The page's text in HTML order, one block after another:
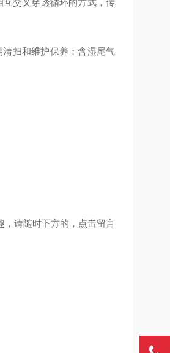
互交叉穿透循环的方式，传
扫和维护保养；含湿尾气
，请随时下方的，点击留言